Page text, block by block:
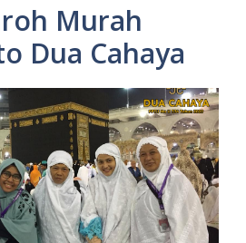
Murah
Dua Cahaya